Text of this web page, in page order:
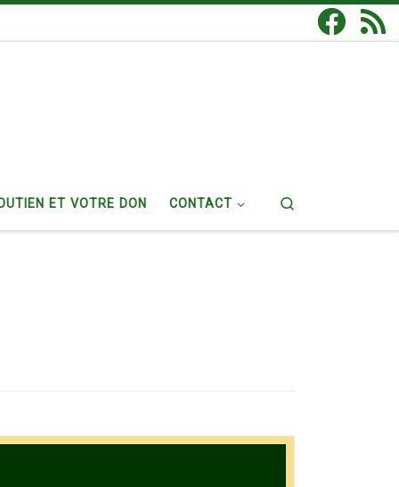
ET VOTRE DON CONTACT